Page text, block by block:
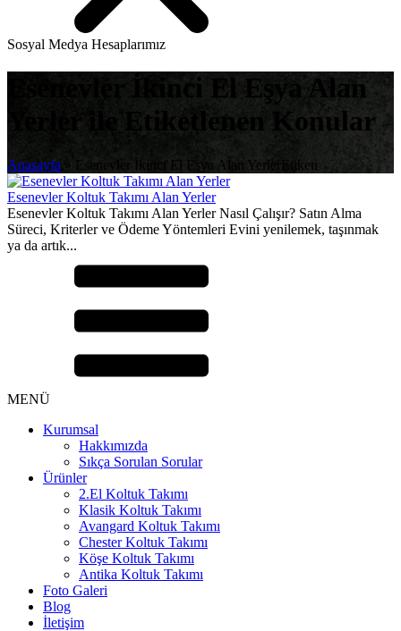
Sosyal Medya Hesaplarımız
Esenevler İkinci El Eşya Alan
Yerler ile Etiketlenen Konular
Anasayfa » Esenevler İkinci El Eşya Alan YerlerEtiketi
Esenevler Koltuk Takımı Alan Yerler
Esenevler Koltuk Takımı Alan Yerler Nasıl Çalışır? Satın Alma
Süreci, Kriterler ve Ödeme Yöntemleri Evini yenilemek, taşınmak
ya da artık...
MENÜ
Kurumsal
Hakkımızda
Sıkça Sorulan Sorular
Ürünler
2.El Koltuk Takımı
Klasik Koltuk Takımı
Avangard Koltuk Takımı
Chester Koltuk Takımı
Köşe Koltuk Takımı
Antika Koltuk Takımı
Foto Galeri
Blog
İletişim